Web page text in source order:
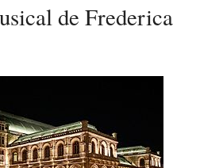
de Frederica